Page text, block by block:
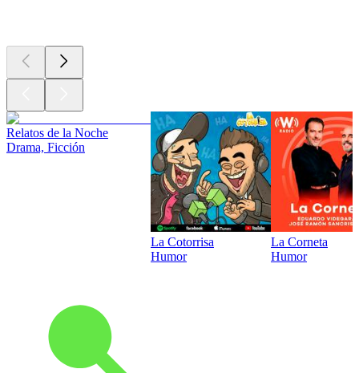
Relatos de la Noche
Drama, Ficción
La Cotorrisa
Humor
La Corneta
Humor